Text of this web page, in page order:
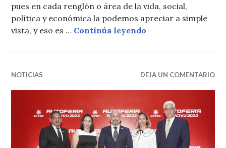
pues en cada renglón o área de la vida, social,
política y económica la podemos apreciar a simple
vista, y eso es … Continúa leyendo
NOTICIAS DEJA UN COMENTARIO